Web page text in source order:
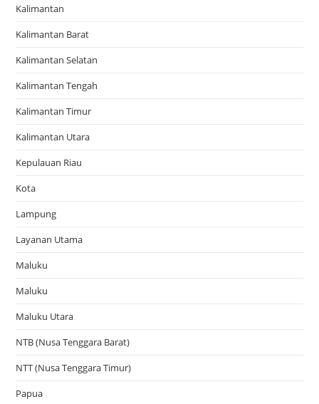
Kalimantan
Kalimantan Barat
Kalimantan Selatan
Kalimantan Tengah
Kalimantan Timur
Kalimantan Utara
Kepulauan Riau
Kota
Lampung
Layanan Utama
Maluku
Maluku
Maluku Utara
NTB (Nusa Tenggara Barat)
NTT (Nusa Tenggara Timur)
Papua